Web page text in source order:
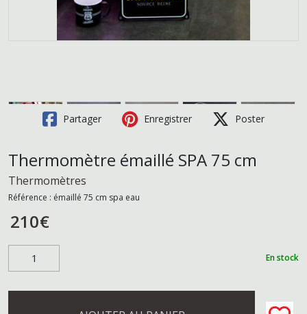
Partager Enregistrer Poster
Thermomètre émaillé SPA 75 cm
Thermomètres
Référence : émaillé 75 cm spa eau
210€
En stock